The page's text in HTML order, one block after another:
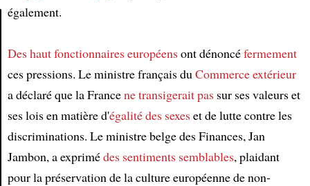
Article
également.
Des haut fonctionnaires européensont dénoncéfermement
ces pressions. Le ministre français du Commerce extérieur
a déclaré que la Francene transigerait passur ses valeurs et
ses lois en matière d'égalité des sexeset de lutte contre les
discriminations. Le ministre belge des Finances, Jan
Jambon, a exprimédes sentiments semblables, plaidant
pour la préservation de la culture européenne de non-